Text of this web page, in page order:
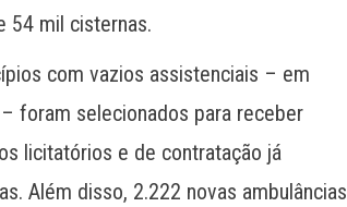
54 mil cisternas.
com vazios assistenciais – em
foram selecionados para receber
licitatórios e de contratação já
Além disso, 2.222 novas ambulâncias